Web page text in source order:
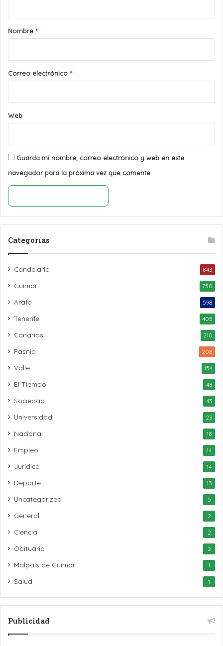
r
*
Nombre *
Correo electrónico *
Web
Guarda mi nombre, correo electrónico y web en este
navegador para la próxima vez que comente.
Categorías
Candelaria 843
Güímar 750
Arafo 598
Tenerife 405
Canarias 210
Fasnia 208
Valle 154
El Tiempo 48
Sociedad 43
Universidad 23
Nacional 18
Empleo 14
Jurídico 14
Deporte 13
Uncategorized 5
General 2
Ciencia 2
Obituario 2
Malpaís de Güímar 1
Salud 1
Publicidad